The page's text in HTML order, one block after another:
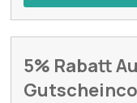
5% Rabatt